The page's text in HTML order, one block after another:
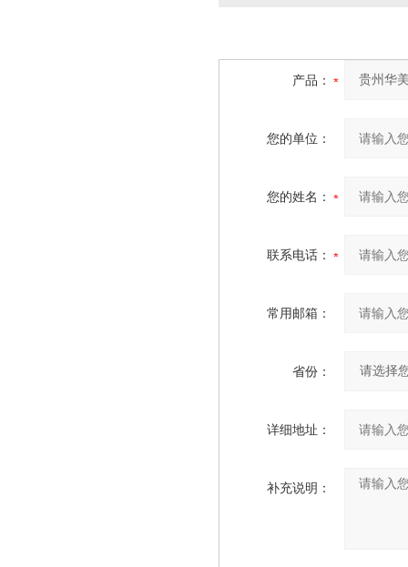
产品：
您的单位：
您的姓名：
联系电话：
常用邮箱：
省份：
详细地址：
补充说明：